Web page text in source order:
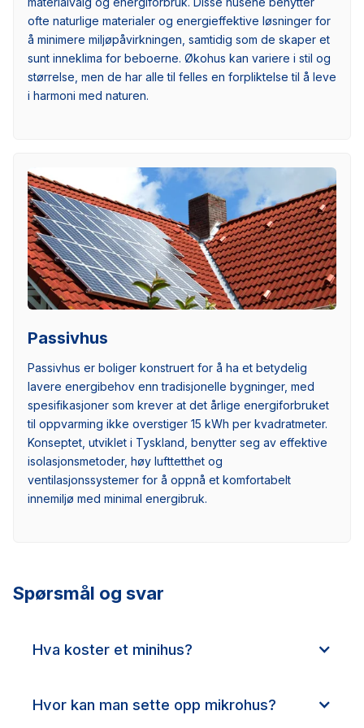
ofte naturlige materialer og energieffektive løsninger for
å minimere miljøpåvirkningen, samtidig som de skaper et
sunt inneklima for beboerne. Økohus kan variere i stil og
størrelse, men de har alle til felles en forpliktelse til å leve
i harmoni med naturen.
Passivhus
Passivhus er boliger konstruert for å ha et betydelig
lavere energibehov enn tradisjonelle bygninger, med
spesifikasjoner som krever at det årlige energiforbruket
til oppvarming ikke overstiger 15 kWh per kvadratmeter.
Konseptet, utviklet i Tyskland, benytter seg av effektive
isolasjonsmetoder, høy lufttetthet og
ventilasjonssystemer for å oppnå et komfortabelt
innemiljø med minimal energibruk.
Spørsmål og svar
Hva koster et minihus?
Hvor kan man sette opp mikrohus?